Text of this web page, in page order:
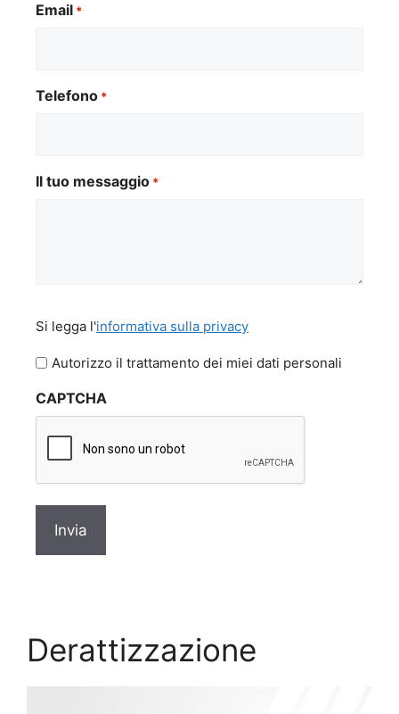
Email *
Telefono *
Il tuo messaggio *
legga
l'informativa
privacy
Si legga l'informativa sulla privacy
Autorizzo il trattamento dei miei dati personali
CAPTCHA
Derattizzazione